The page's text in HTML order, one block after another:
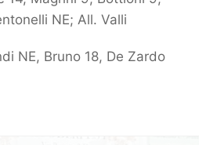
NE; All. Valli
NE, Bruno 18, De Zardo